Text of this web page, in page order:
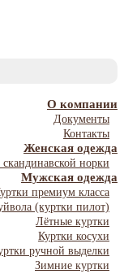
О компании
Документы
Контакты
Женская одежда
норки
Мужская одежда
премиум класса
(куртки пилот)
Лётные куртки
Куртки косухи
ручной выделки
Зимние куртки